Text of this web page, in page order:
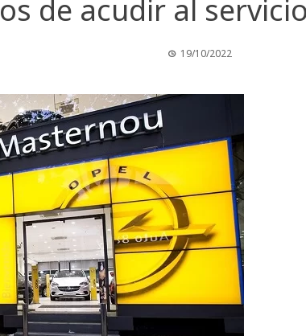
de acudir al
19/10/2022